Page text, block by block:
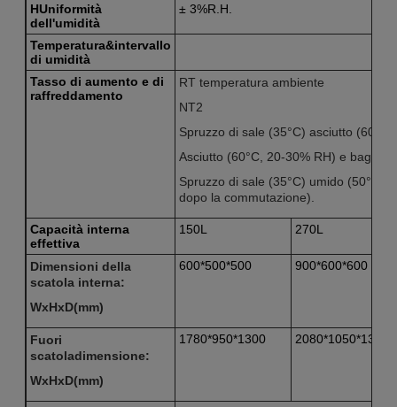
HUniformità
dell'umidità
± 3%R.H.
Temperatura&intervallo
di umidità
Tasso di aumento e di
raffreddamento
RT temperatura ambiente
NT2
Spruzzo di sale (35°C) asciutto
Asciutto (60°C, 20-30% RH) e
Spruzzo di sale (35°C) umido (50°C,
dopo la commutazione).
Capacità interna
effettiva
150L 270L
Dimensioni della
scatola interna:
WxHxD(mm)
600*500*500 900*600*600
Fuori
scatoladimensione:
WxHxD(mm)
1780*950*1300 2080*1050*1350